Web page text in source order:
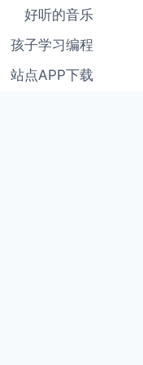
好听的音乐
孩子学习编程
站点APP下载